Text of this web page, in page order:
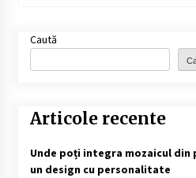
Caută
Articole recente
Unde poți integra mozaicul
un design cu personalitate